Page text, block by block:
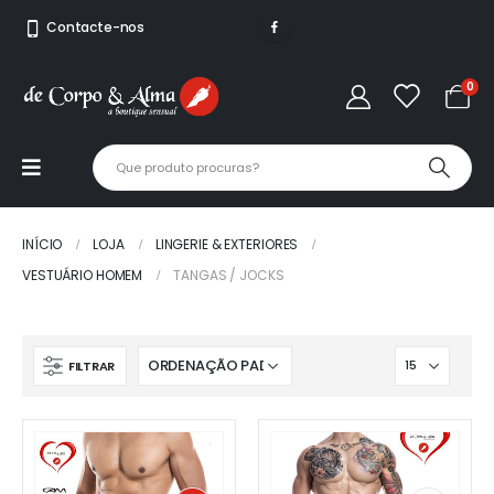
Contacte-nos
0
INÍCIO LOJA
LINGERIE & EXTERIORES
VESTUÁRIO HOMEM
TANGAS / JOCKS
FILTRAR
product
product